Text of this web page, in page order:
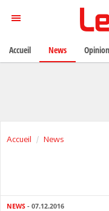
Accueil News
NEWS - 07.12.2016
Accueil News Opinion